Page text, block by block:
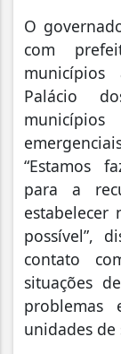
O
com
Palácio
“Estamos
para a
estabelecer
possível”,
contato
situações
problemas
unidades de